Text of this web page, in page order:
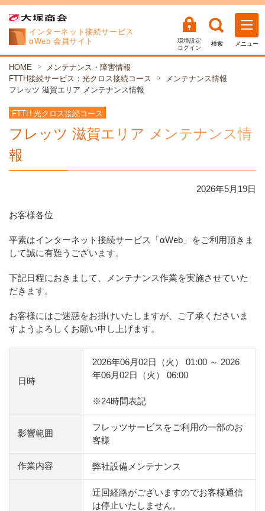
インターネット接続サービス
αWeb 会員サイト
環境設定
ログイン
検索 メニュー
HOME
メンテナンス・障害情報
FTTH接続サービス：光クロス接続コース
メンテナンス情報
フレッツ 滋賀エリア メンテナンス情報
FTTH 光クロス接続コース
フレッツ 滋賀エリア メンテナンス情
報
2026年5月 19日
お客様各位
平素はインターネット接続サービス「αWeb」をご利用頂きま
して誠に有難うございます。
下記日程におきまして、メンテナンス作業を実施させていた
だきます。
お客様にはご迷惑をお掛けいたしますが、ご了承くださいま
すようよろしくお願い申し上げます。
日時
2026年06月02日（火） 01:00 ～ 2026
年06月02日（火） 06:00
※24時間表記
影響範囲
フレッツサービスをご利用の一部のお
客様
作業内容 弊社設備メンテナンス
迂回経路がございますのでお客様通信
は停止いたしません。